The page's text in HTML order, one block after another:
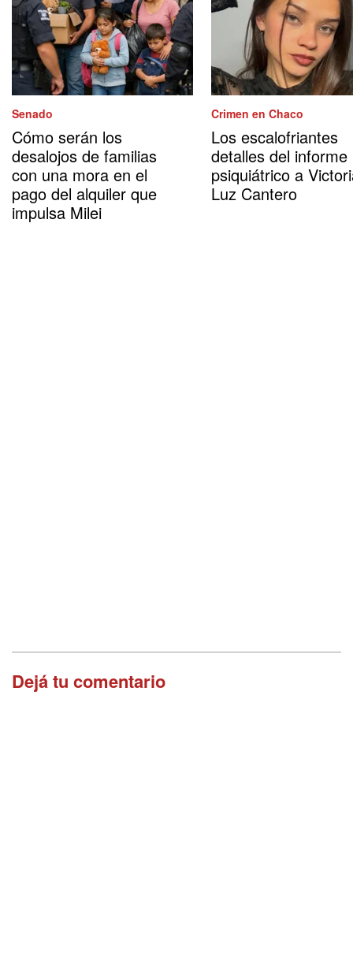
Senado
Cómo serán los
desalojos de familias
con una mora en el
pago del alquiler que
impulsa Milei
Crimen en Chaco
Los escalofriantes
detalles del informe
psiquiátrico a
Luz Cantero
Dejá tu comentario